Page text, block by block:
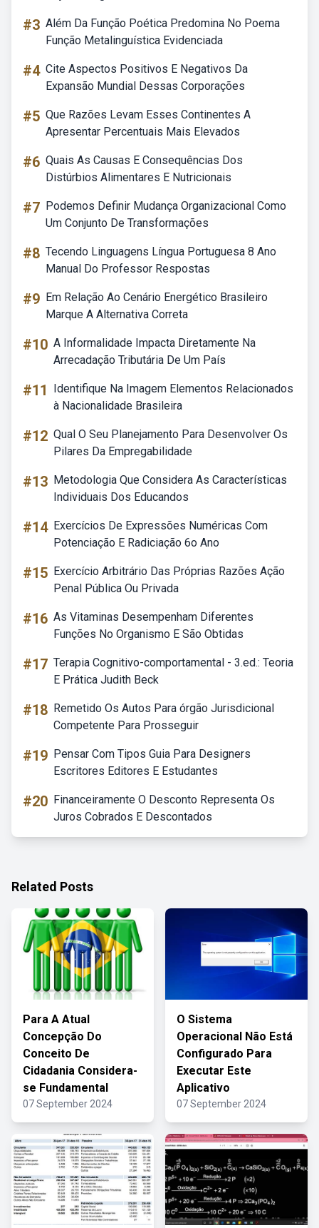
#3 Além Da Função Poética Predomina No Poema
Função Metalinguística Evidenciada
#4 Cite Aspectos Positivos E Negativos Da
Expansão Mundial Dessas Corporações
#5 Que Razões Levam Esses Continentes A
Apresentar Percentuais Mais Elevados
#6 Quais As Causas E Consequências Dos
Distúrbios Alimentares E Nutricionais
#7 Podemos Definir Mudança Organizacional Como
Um Conjunto De Transformações
#8 Tecendo Linguagens Língua Portuguesa 8 Ano
Manual Do Professor Respostas
#9 Em Relação Ao Cenário Energético Brasileiro
Marque A Alternativa Correta
#10 A Informalidade Impacta Diretamente Na
Arrecadação Tributária De Um País
#11
Identifique Na Imagem Elementos Relacionados
à Nacionalidade Brasileira
#12 Qual O Seu Planejamento Para Desenvolver Os
Pilares Da Empregabilidade
#13 Metodologia Que Considera As Características
Individuais Dos Educandos
#14 Exercícios De Expressões Numéricas Com
Potenciação E Radiciação 6o Ano
#15 Exercício Arbitrário Das Próprias Razões Ação
Penal Pública Ou Privada
#16 As Vitaminas Desempenham Diferentes
Funções No Organismo E São Obtidas
#17 Terapia Cognitivo-comportamental - 3.ed.: Teoria
E Prática Judith Beck
#18 Remetido Os Autos Para órgão Jurisdicional
Competente Para Prosseguir
#19 Pensar Com Tipos Guia Para Designers
Escritores Editores E Estudantes
#20 Financeiramente O Desconto Representa Os
Juros Cobrados E Descontados
Related Posts
Para A Atual
Concepção Do
Conceito De
Cidadania Considera-
se Fundamental
07 September 2024
O Sistema
Operacional Não Está
Configurado Para
Executar Este
Aplicativo
07 September 2024